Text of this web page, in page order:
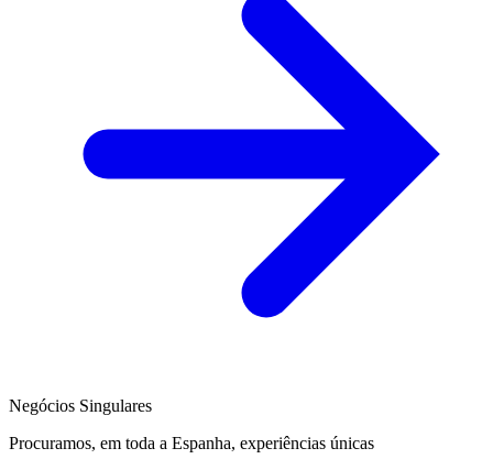
Negócios Singulares
Procuramos, em toda a Espanha, experiências únicas